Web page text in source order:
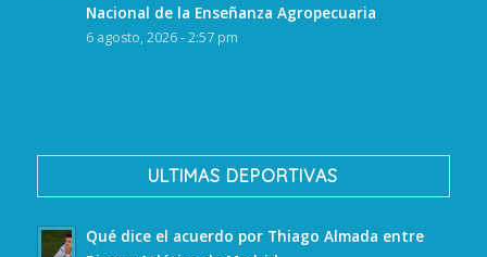
Nacional de la Enseñanza Agropecuaria
6 agosto, 2026 - 2:57 pm
ULTIMAS DEPORTIVAS
Qué dice el acuerdo por Thiago Almada entre